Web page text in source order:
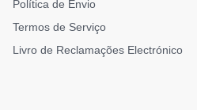
Política de Envio
Termos de Serviço
Livro de Reclamações Electrónico